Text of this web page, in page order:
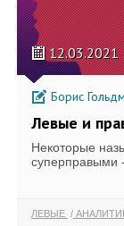
12.03.2021
Борис
Левые и
Некоторые
суперправыми
ЛЕВЫЕ